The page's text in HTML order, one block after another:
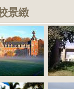
景緻